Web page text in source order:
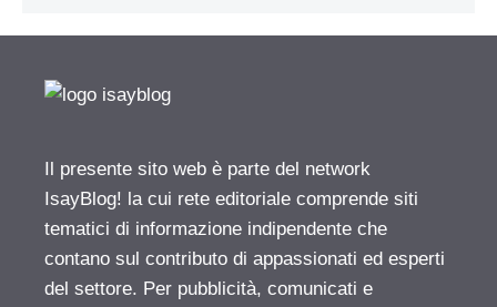
Il presente sito web è parte del network
IsayBlog! la cui rete editoriale comprende siti
tematici di informazione indipendente che
contano sul contributo di appassionati ed esperti
del settore. Per pubblicità, comunicati e